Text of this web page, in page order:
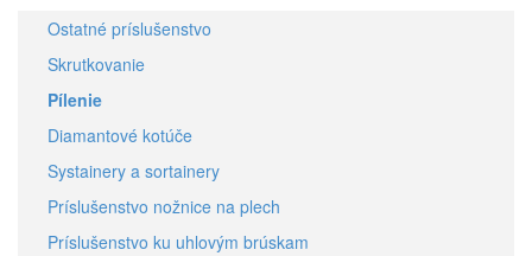
Ostatné príslušenstvo
Skrutkovanie
Pílenie
Diamantové kotúče
Systainery a sortainery
Príslušenstvo nožnice na plech
Príslušenstvo ku uhlovým brúskam